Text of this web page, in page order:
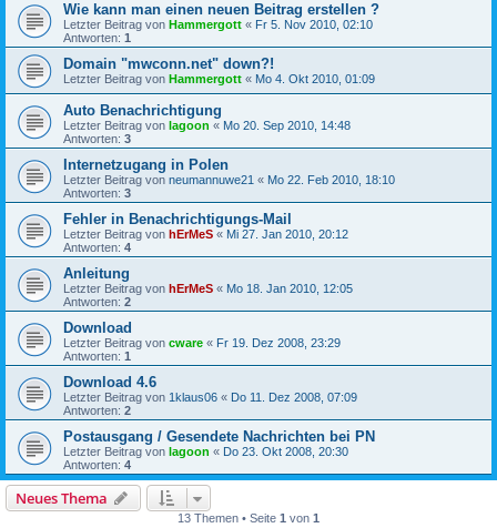
Wie kann man einen neuen Beitrag erstellen ?
Letzter Beitrag von Hammergott « Fr 5. Nov 2010, 02:10
Antworten: 1
Domain "mwconn.net" down?!
Letzter Beitrag von Hammergott « Mo 4. Okt 2010, 01:09
Auto Benachrichtigung
Letzter Beitrag von lagoon « Mo 20. Sep 2010, 14:48
Antworten: 3
Internetzugang in Polen
Letzter Beitrag von neumannuwe21 « Mo 22. Feb 2010, 18:10
Antworten: 3
Fehler in Benachrichtigungs-Mail
Letzter Beitrag von hErMeS « Mi 27. Jan 2010, 20:12
Antworten: 4
Anleitung
Letzter Beitrag von hErMeS « Mo 18. Jan 2010, 12:05
Antworten: 2
Download
Letzter Beitrag von cware « Fr 19. Dez 2008, 23:29
Antworten: 1
Download 4.6
Letzter Beitrag von 1klaus06 « Do 11. Dez 2008, 07:09
Antworten: 2
Postausgang / Gesendete Nachrichten bei PN
Letzter Beitrag von lagoon « Do 23. Okt 2008, 20:30
Antworten: 4
Neues Thema
13 Themen • Seite 1 von 1